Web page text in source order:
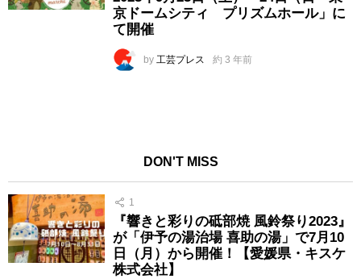
京ドームシティ プリズムホール」に
て開催
by 工芸プレス 約 3 年前
DON'T MISS
1
『響きと彩りの砥部焼 風鈴祭り2023』
が「伊予の湯治場 喜助の湯」で7月10
日（月）から開催！【愛媛県・キスケ
株式会社】